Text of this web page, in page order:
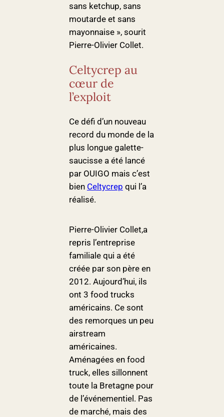
sans ketchup, sans
moutarde et sans
mayonnaise », sourit
Pierre-Olivier Collet.
Celtycrep au
cœur de
l’exploit
Ce défi d’un nouveau
record du monde de la
plus longue galette-
saucisse a été lancé
par OUIGO mais c’est
bien Celtycrep qui l’a
réalisé.
Pierre-Olivier Collet,a
repris l’entreprise
familiale qui a été
créée par son père en
2012. Aujourd’hui, ils
ont 3 food trucks
américains. Ce sont
des remorques un peu
airstream
américaines.
Aménagées en food
truck, elles sillonnent
toute la Bretagne pour
de l’événementiel. Pas
de marché, mais des